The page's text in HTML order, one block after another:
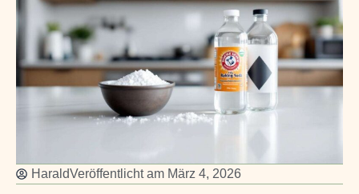
HaraldVeröffentlicht am März 4, 2026